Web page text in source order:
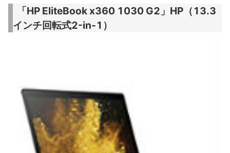
「HP EliteBook x360 1030 G2」HP（13.3
インチ回転式2-in-1）